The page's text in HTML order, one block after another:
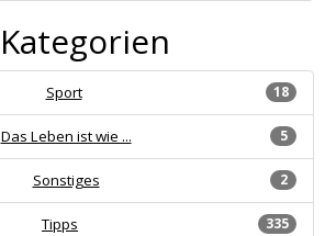
Kategorien
18
Sport
5
Das Leben ist wie ...
2
Sonstiges
335
Tipps